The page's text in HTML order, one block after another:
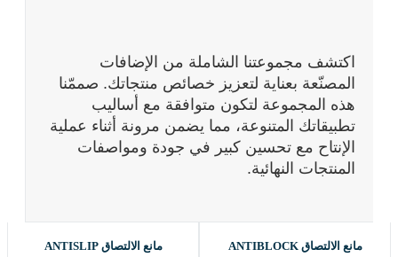
اكتشف مجموعتنا الشاملة من الإضافات
المصنّعة بعناية لتعزيز خصائص منتجاتك. صممّنا
هذه المجموعة لتكون متوافقة مع أساليب
تطبيقاتك المتنوعة، مما يضمن مرونة أثناء عملية
الإنتاح مع تحسين كبير في جودة ومواصفات
المنتجات النهائية.
مانع الالتصاق ANTIBLOCK مانع الالتصاق ANTISLIP